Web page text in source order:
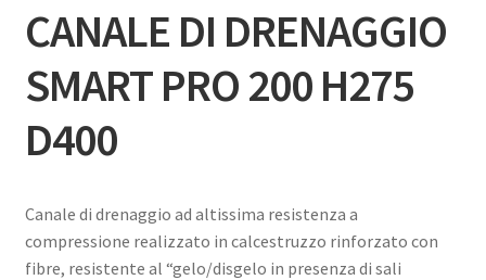
CANALE DI DRENAGGIO
SMART PRO 200 H275
D400
Canale di drenaggio ad altissima resistenza a
compressione realizzato in calcestruzzo rinforzato con
fibre, resistente al “gelo/disgelo in presenza di sali